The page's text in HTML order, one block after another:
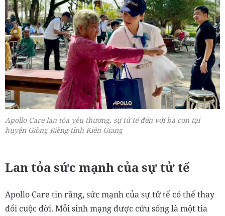
Apollo Care lan tỏa yêu thương, sự tử tế đến với bà con tại
huyện Giồng Riềng tỉnh Kiên Giang
Lan tỏa sức mạnh của sự tử tế
Apollo Care tin rằng, sức mạnh của sự tử tế có thể thay
đổi cuộc đời. Mỗi sinh mạng được cứu sống là một tia